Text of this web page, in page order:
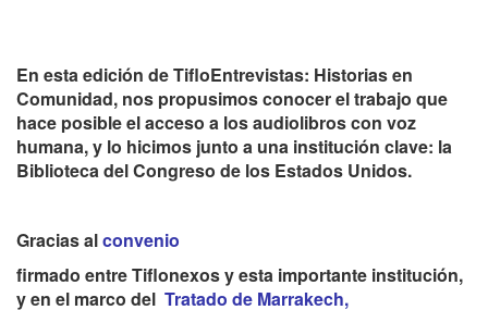
En esta edición de TifloEntrevistas: Historias en
Comunidad, nos propusimos conocer el trabajo que
hace posible el acceso a los audiolibros con voz
humana, y lo hicimos junto a una institución clave: la
Biblioteca del Congreso de los Estados Unidos.
Gracias alconvenio
firmado entre Tiflonexos y esta importante institución,
y en el marco del Tratado de Marrakech,